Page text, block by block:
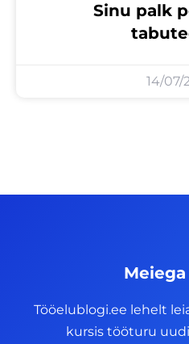
Sinu palk
14/07/
Tööelublogi.ee lehelt
kursis tööturu